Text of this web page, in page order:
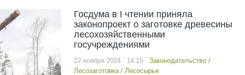
Госдума в I чтении приняла
законопроект о заготовке древесины
лесохозяйственными
госучреждениями
22 ноября 2024 ` 14:15 Законодательство/
Лесозаготовка/ Лесосырье